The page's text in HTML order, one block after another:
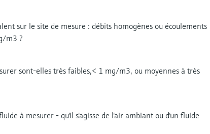
sur le site de mesure : débits homogènes ou écoulements
m3 ?
sont-elles très faibles,< 1 mg/m3, ou moyennes à très
à mesurer - qu'il s'agisse de l'air ambiant ou d'un fluide